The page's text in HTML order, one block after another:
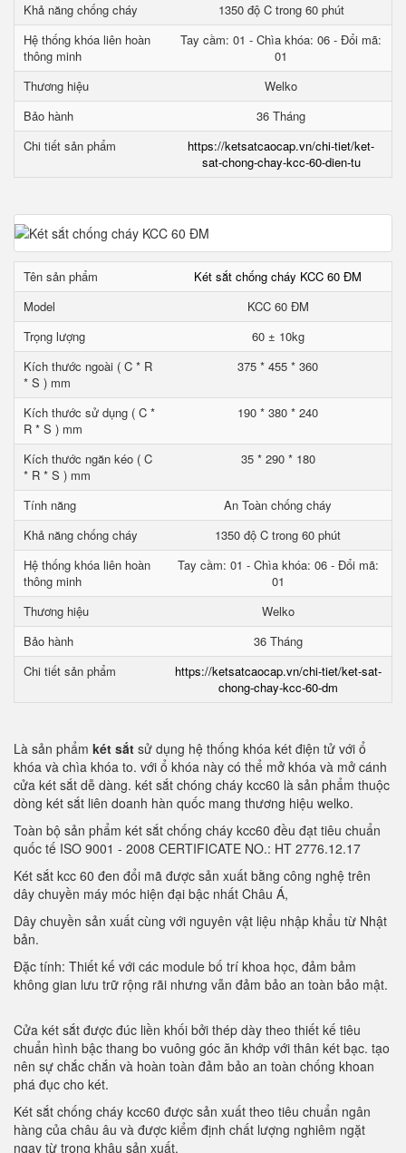
Khả năng chống cháy
1350 độ C trong 60 phút
Hệ thống khóa liên hoàn
thông minh
Tay cầm: 01 - Chìa khóa: 06 - Đổi mã:
01
Thương hiệu
Welko
Bảo hành
36 Tháng
Chi tiết sản phẩm
https://ketsatcaocap.vn/chi-tiet/ket-
sat-chong-chay-kcc-60-dien-tu
Tên sản phẩm
Két sắt chống cháy KCC 60 ĐM
Model
KCC 60 ĐM
Trọng lượng
60 ± 10kg
Kích thước ngoài ( C * R
* S ) mm
375 * 455 * 360
Kích thước sử dụng ( C *
R * S ) mm
190 * 380 * 240
Kích thước ngăn kéo ( C
* R * S ) mm
35 * 290 * 180
Tính năng
An Toàn chống cháy
Khả năng chống cháy
1350 độ C trong 60 phút
Hệ thống khóa liên hoàn
thông minh
Tay cầm: 01 - Chìa khóa: 06 - Đổi mã:
01
Thương hiệu
Welko
Bảo hành
36 Tháng
Chi tiết sản phẩm
https://ketsatcaocap.vn/chi-tiet/ket-sat-
chong-chay-kcc-60-dm
Là sản phẩm két sắt sử dụng hệ thống khóa két điện tử với ổ
khóa và chìa khóa to. với ổ khóa này có thể mở khóa và mở cánh
cửa két sắt dễ dàng. két sắt chóng cháy kcc60 là sản phẩm thuộc
dòng két sắt liên doanh hàn quốc mang thương hiệu welko.
Toàn bộ sản phẩm két sắt chống cháy kcc60 đều đạt tiêu chuẩn
quốc tế ISO 9001 - 2008 CERTIFICATE NO.: HT 2776.12.17
Két sắt kcc 60 đen đổi mã được sản xuất bằng công nghệ trên
dây chuyền máy móc hiện đại bậc nhất Châu Á,
Dây chuyền sản xuất cùng với nguyên vật liệu nhập khẩu từ Nhật
bản.
Đặc tính: Thiết kế với các module bố trí khoa học, đảm bảm
không gian lưu trữ rộng rãi nhưng vẫn đảm bảo an toàn bảo mật.
Cửa két sắt được đúc liền khối bởi thép dày theo thiết kế tiêu
chuẩn hình bậc thang bo vuông góc ăn khớp với thân két bạc. tạo
nên sự chắc chắn và hoàn toàn đảm bảo an toàn chống khoan
phá đục cho két.
Két sắt chống cháy kcc60 được sản xuất theo tiêu chuẩn ngân
hàng của châu âu và được kiểm định chất lượng nghiêm ngặt
ngay từ trong khâu sản xuất.